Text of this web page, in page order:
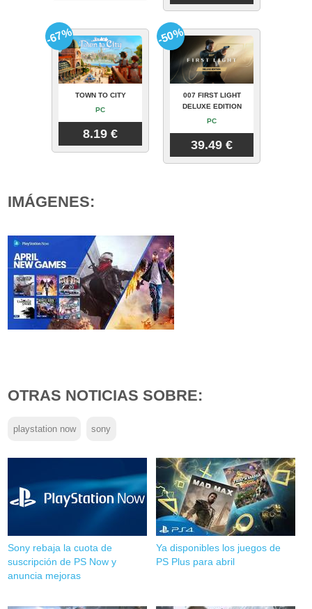
TOWN TO CITY
PC
8.19 €
-67%
007 FIRST LIGHT
DELUXE EDITION
PC
39.49 €
-50%
IMÁGENES:
OTRAS NOTICIAS SOBRE:
playstation now sony
Sony rebaja la cuota de
suscripción de PS Now y
anuncia mejoras
Ya disponibles los juegos de
PS Plus para abril